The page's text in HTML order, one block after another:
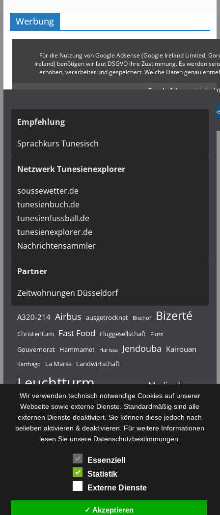
Werbung
Für die Nutzung von Google Adsense (Google Ireland Limited,
Ireland) benötigen wir laut DSGVO Ihre Zustimmung. Es werden
erhoben, verarbeitet und gespeichert. Welche Daten genau
Google Adsense ist
✓ Erlauben
Empfehlung
Sprachkurs Tunesisch
Netzwerk Tunesienexplorer
soussewetter.de
tunesienbuch.de
tunesienfussball.de
tunesienexplorer.de
Nachrichtensammler
Partner
Zeitwohnungen Düsseldorf
A320-214 Airbus ausgetrocknet Bischof Bizerté
Christentum Fast Food Fluggesellschaft Fluss
Gouvernorat Hammamet Harissa Jendouba Kairouan
Karthago La Marsa Landwirtschaft
Leuchtturm Mahdia Majerda Medjerda
Monastir Médenine Nabeul Nouvelair Punier
Rundfunk Römer Salzsee Sebkha
Sfax Sidi Bou Said Souk El Arba Sousse
Stadt Tabarka Telekommunikation
Zaghouan
Wir verwenden technisch notwendige Cookies auf unserer
Webseite sowie externe Dienste. Standardmäßig sind alle
externen Dienste deaktiviert. Sie können diese jedoch nach
belieben aktivieren & deaktivieren. Für weitere Informationen
lesen Sie unsere Datenschutzbestimmungen.
Essenziell
Statistik
Externe Dienste
✓ Akzeptieren